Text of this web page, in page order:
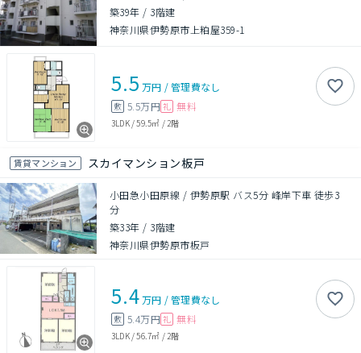
築39年 / 3階建
神奈川県伊勢原市上粕屋359-1
5.5 万円 /管理費なし
敷 5.5万円 礼 無料
3LDK/59.5㎡ / 2階
賃貸マンション スカイマンション板戸
小田急小田原線 / 伊勢原駅 バス5分 峰岸下車 徒歩3
分
築33年 / 3階建
神奈川県伊勢原市板戸
5.4万円 /管理費なし
敷 5.4万円 礼 無料
3LDK/56.7㎡ / 2階